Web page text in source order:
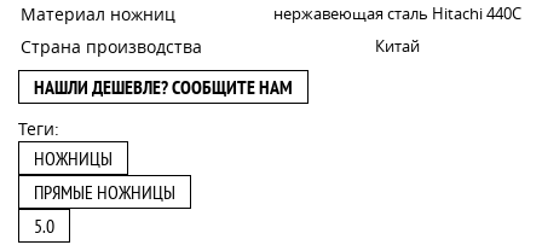
Материал ножниц нержавеющая сталь Hitachi 440C
Страна производства Китай
НАШЛИ ДЕШЕВЛЕ? СООБЩИТЕ НАМ
Теги:
НОЖНИЦЫ
ПРЯМЫЕ НОЖНИЦЫ
5.0